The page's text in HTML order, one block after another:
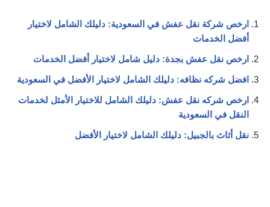
ارخص شركة نقل عفش في السعودية: دليلك الشامل لاختيار
أفضل الخدمات
ارخص نقل عفش بجدة: دليل شامل لاختيار أفضل الخدمات
افضل شركه نظافه: دليلك الشامل لاختيار الأفضل في السعودية
ارخص شركه نقل عفش: دليلك الشامل للاختيار الأمثل لخدمات
النقل في السعودية
نقل أثاث بالجبيل: دليلك الشامل لاختيار الأفضل